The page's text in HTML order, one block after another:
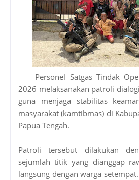
Personel Satgas Tindak
2026 melaksanakan patroli
guna menjaga stabilitas
masyarakat (kamtibmas) di
Papua Tengah.
Patroli tersebut dilakukan
sejumlah titik yang dianggap
langsung dengan warga